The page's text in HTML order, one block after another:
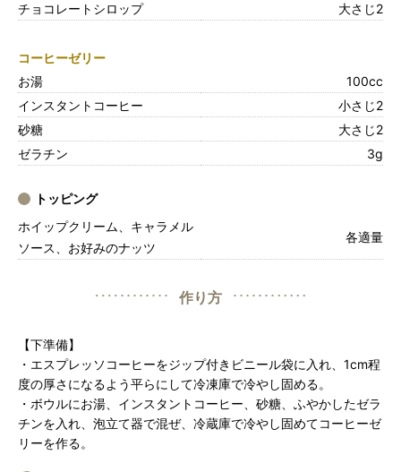
チョコレートシロップ 大さじ2
コーヒーゼリー
お湯
100cc
インスタントコーヒー
小さじ2
砂糖
大さじ2
ゼラチン
3g
トッピング
ホイップクリーム、キャラメル
ソース、お好みのナッツ
各適量
作り方
【下準備】
・エスプレッソコーヒーをジップ付きビニール袋に入れ、1cm程
度の厚さになるよう平らにして冷凍庫で冷やし固める。
・ボウルにお湯、インスタントコーヒー、砂糖、ふやかしたゼラ
チンを入れ、泡立て器で混ぜ、冷蔵庫で冷やし固めてコーヒーゼ
リーを作る。